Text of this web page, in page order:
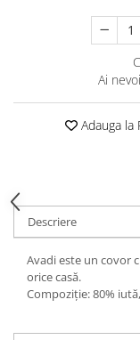
Decoratiuni interioare
Accesorii decorative
Rame foto
Textile pentru casa
Corpuri de iluminat
Home Office
Designers' Choice
Ai
Adauga la
Descriere
Avadi este un covor
orice casă.
Compoziție: 80%